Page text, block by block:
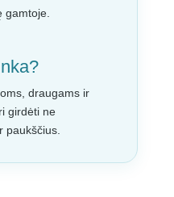
gamtoje.
draugams ir
girdėti ne
paukščius.